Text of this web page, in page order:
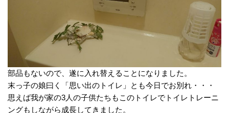
部品もないので、遂に入れ替えることになりました。
末っ子の娘曰く「思い出のトイレ」とも今日でお別れ・・・
思えば我が家の3人の子供たちもこのトイレでトイレトレーニ
ングもしながら成長してきました。